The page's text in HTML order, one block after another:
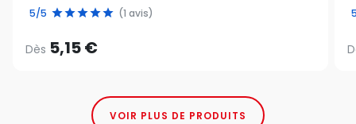
5/5 (1 avis)
Dès 5,15 €
VOIR PLUS DE PRODUITS